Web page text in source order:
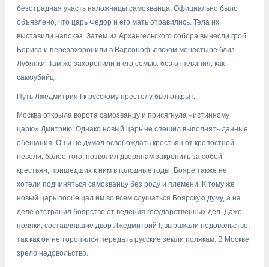
безотрадная участь наложницы самозванца. Официально было
объявлено, что царь Федор и его мать отравились. Тела их
выставили напоказ. Затем из Архангельского собора вынесли гроб
Бориса и перезахоронили в Варсонофьевском монастыре близ
Лубянки. Там же захоронили и его семью: без отпевания, как
самоубийц.
Путь Лжедмитрия I к русскому престолу был открыт.
Москва открыла ворота самозванцу и присягнула «истинному
царю» Дмитрию. Однако новый царь не спешил выполнять данные
обещания. Он и не думал освобождать крестьян от крепостной
неволи, более того, позволил дворянам закрепить за собой
крестьян, пришедших к ним в голодные годы. Бояре также не
хотели подчиняться самозванцу без роду и племени. К тому же
новый царь пообещал им во всем слушаться Боярскую думу, а на
деле отстранил боярство от ведения государственных дел. Даже
поляки, составлявшие двор Лжедмитрий I, выражали недовольство,
так как он не торопился передать русские земли полякам. В Москве
зрело недовольство.